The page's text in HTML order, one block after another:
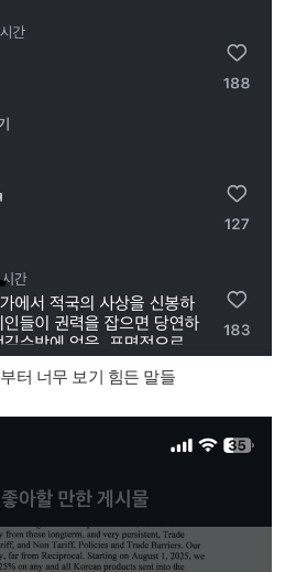
터 너무 보기 힘든 말들